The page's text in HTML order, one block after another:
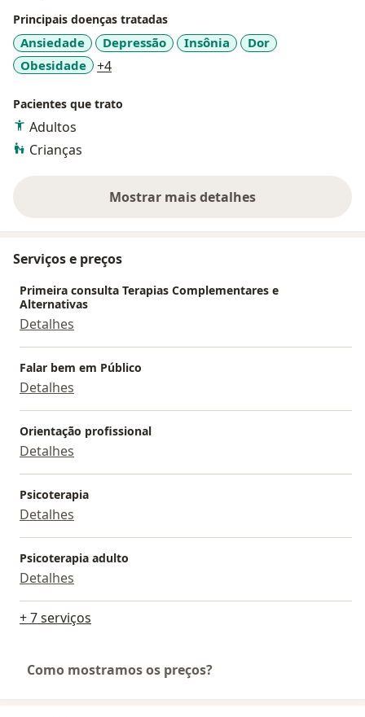
Florais de Saint Germain
Hipnose
Ho'oponopono
Psicoterapia
Radiestesia
Relaxamento
“Conheça todas as teorias, domine todas as técnicas,
Carl Jung
Principais doenças tratadas
Ansiedade Depressão Insônia
Dor
Obesidade
+4a11y_sr_more_diseases
Pacientes que trato
Adultos
Crianças
Mostrar mais detalhes
sobre a experiência
Serviços e preços
Primeira consulta Terapias Complementares e
Alternativas
Detalhes
Falar bem em Público
Detalhes
Orientação profissional
Detalhes
Psicoterapia
Detalhes
Psicoterapia adulto
Detalhes
+ 7 serviços
Como mostramos os preços?